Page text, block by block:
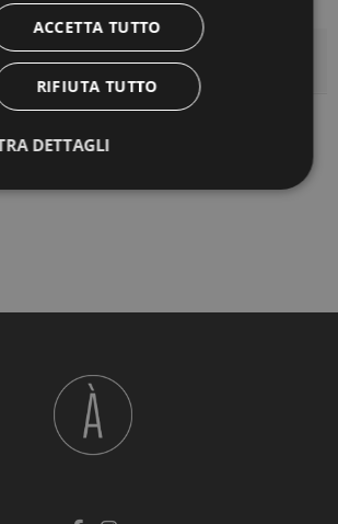
ACCETTA TUTTO
RIFIUTA TUTTO
DETTAGLI